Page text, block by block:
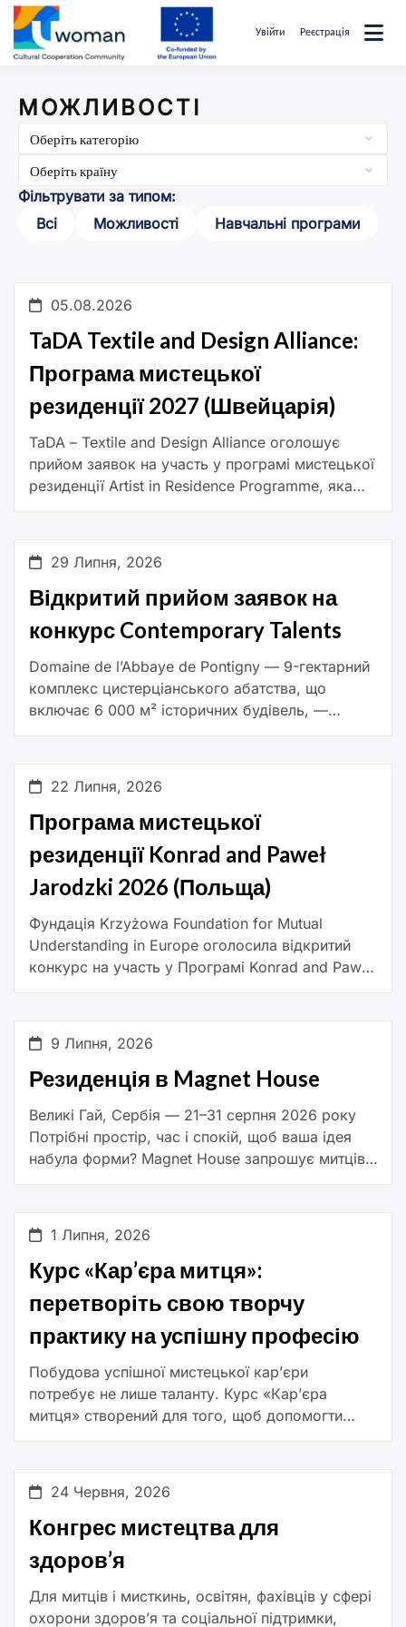
Перейти
до
вмісту
Увійти Реєстрація
МОЖЛИВОСТІ
Фільтрувати за типом:
Всі
Можливості Навчальні програми
05.08.2026
TaDA Textile and Design Alliance:
Програма мистецької
резиденції 2027 (Швейцарія)
TaDA – Textile and Design Alliance оголошує
прийом заявок на участь у програмі мистецької
резиденції Artist in Residence Programme, яка
відбудеться в місті Арбон (Швейцарія) в один із
29 Липня, 2026
Відкритий прийом заявок на
конкурс Contemporary Talents
Domaine de l’Abbaye de Pontigny — 9-гектарний
комплекс цистерціанського абатства, що
включає 6 000 м² історичних будівель, —
розпочинає новий етап розвитку під
(François Schneider Foundation). […]
22 Липня, 2026
Програма мистецької
резиденції Konrad and Paweł
Jarodzki 2026 (Польща)
Фундація Krzyżowa Foundation for Mutual
Understanding in Europe оголосила відкритий
конкурс на участь у Програмі Konrad and Paweł
Jarodzki Artist-in-Residence Programme. До
реалізувати дослідницько-орієнтовані
мистецькі […]
9 Липня, 2026
Резиденція в Magnet House
Великі Гай, Сербія — 21–31 серпня 2026 року
Потрібні простір, час і спокій, щоб ваша ідея
набула форми? Magnet House запрошує митців і
представників креативних індустрій провести
1 Липня, 2026
Курс «Кар’єра митця»:
перетворіть свою творчу
практику на успішну професію
Побудова успішної мистецької кар’єри
потребує не лише таланту. Курс «Кар’єра
митця» створений для того, щоб допомогти
митцям здобути практичні знання та навички,
мистецькому середовищі, […]
24 Червня, 2026
Конгрес мистецтва для
здоров’я
Для митців і мисткинь, освітян, фахівців у сфері
охорони здоров’я та соціальної підтримки,